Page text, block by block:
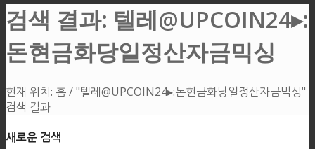
검색 결과: 텔레@UPCOIN24▸:
돈현금화당일정산자금믹싱
현재 위치: 홈/"텔레@UPCOIN24▸:돈현금화당일정산자금믹싱"
검색 결과
새로운 검색